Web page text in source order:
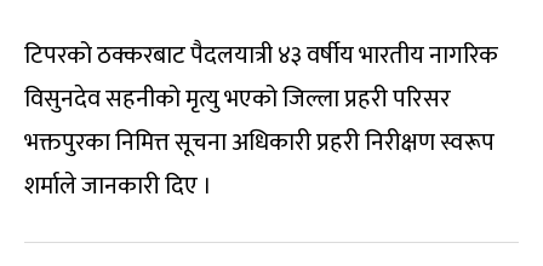
टिपरको ठक्करबाट पैदलयात्री ४३ वर्षीय भारतीय नागरिक
विसुनदेव सहनीको मृत्यु भएको जिल्ला प्रहरी परिसर
भक्तपुरका निमित्त सूचना अधिकारी प्रहरी निरीक्षण स्वरूप
शर्माले जानकारी दिए ।